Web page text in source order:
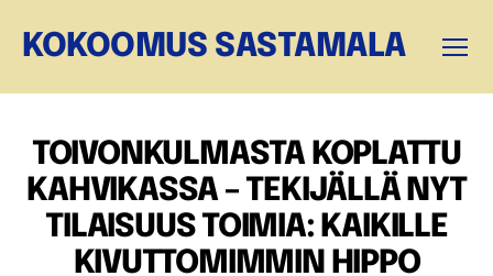
KOKOOMUS SASTAMALA
TOIVONKULMASTA KOPLATTU
KAHVIKASSA – TEKIJÄLLÄ NYT
TILAISUUS TOIMIA: KAIKILLE
KIVUTTOMIMMIN HIPPO